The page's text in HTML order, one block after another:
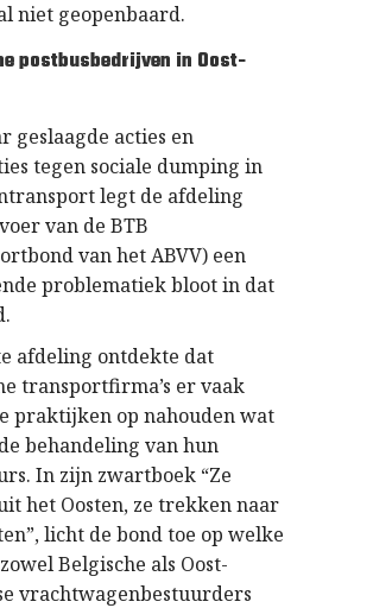
niet geopenbaard.
postbusbedrijven in Oost-
geslaagde acties en
tegen sociale dumping in
legt de afdeling
van de BTB
van het ABVV) een
problematiek bloot in dat
afdeling ontdekte dat
transportfirma’s er vaak
praktijken op nahouden wat
behandeling van hun
In zijn zwartboek “Ze
het Oosten, ze trekken naar
licht de bond toe op welke
Belgische als Oost-
vrachtwagenbestuurders